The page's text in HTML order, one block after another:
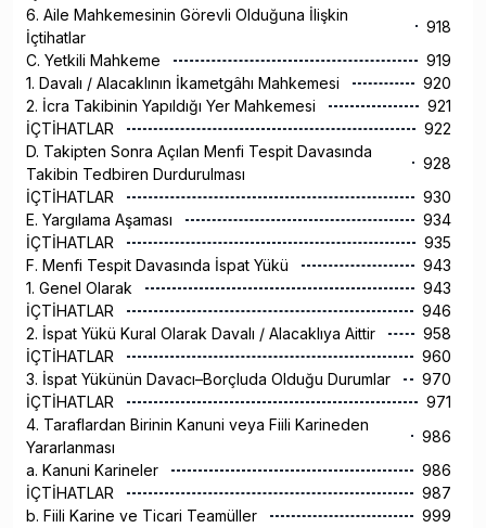
6. Aile Mahkemesinin Görevli Olduğuna İlişkin
İçtihatlar
918
C. Yetkili Mahkeme
919
1. Davalı / Alacaklının İkametgâhı Mahkemesi
920
2. İcra Takibinin Yapıldığı Yer Mahkemesi
921
İÇTİHATLAR
922
D. Takipten Sonra Açılan Menfi Tespit Davasında
Takibin Tedbiren Durdurulması
928
İÇTİHATLAR
930
E. Yargılama Aşaması
934
İÇTİHATLAR
935
F. Menfi Tespit Davasında İspat Yükü
943
1. Genel Olarak
943
İÇTİHATLAR
946
2. İspat Yükü Kural Olarak Davalı / Alacaklıya Aittir
958
İÇTİHATLAR
960
3. İspat Yükünün Davacı–Borçluda Olduğu Durumlar
970
İÇTİHATLAR
971
4. Taraflardan Birinin Kanuni veya Fiili Karineden
Yararlanması
986
a. Kanuni Karineler
986
İÇTİHATLAR
987
b. Fiili Karine ve Ticari Teamüller
999